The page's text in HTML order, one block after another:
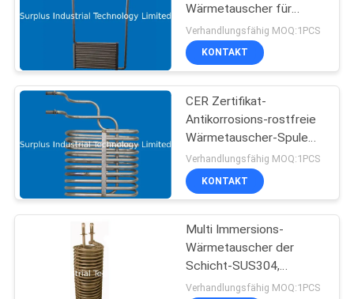
Titantauchsieder
12
Elektrische
Quarzheizgeräte
Wärmetauscher für
Salzwasser
Verhandlungsfähig MOQ:1PCS
KONTAKT
CER Zertifikat-
Antikorrosions-rostfreie
Wärmetauscher-Spule
für
Oberflächenbehandlung
Verhandlungsfähig MOQ:1PCS
KONTAKT
Multi Immersions-
Wärmetauscher der
Schicht-SUS304,
gewundener Spulen-
Verhandlungsfähig MOQ:1PCS